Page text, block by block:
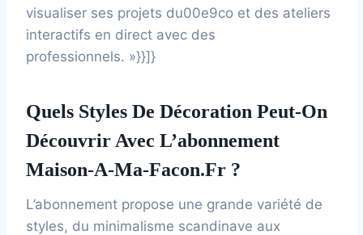
visualiser ses projets du00e9co et des ateliers
interactifs en direct avec des
professionnels. »}}]}
Quels Styles De Décoration Peut-On
Découvrir Avec L’abonnement
Maison-A-Ma-Facon.fr ?
L’abonnement propose une grande variété de
styles, du minimalisme scandinave aux